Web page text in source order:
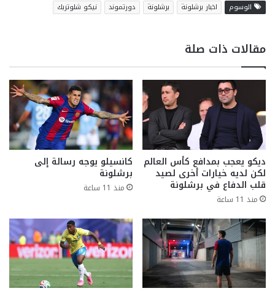
الوسوم اخبار برشلونة برشلونة دورتموند نيكو شلوتربك
مقالات ذات صلة
ديكو يعجب بمدافع كأس العالم
لكن لديه خيارات أخرى لصيد
قلب الدفاع في برشلونة
منذ 11 ساعة
كانسيلو يوجه رسالة إلى
برشلونة
منذ 11 ساعة